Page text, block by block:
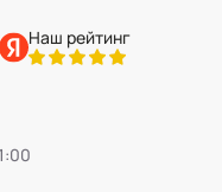
Наш рейтинг